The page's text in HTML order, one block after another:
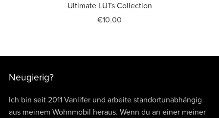
Ultimate LUTs Collection
€10.00
Neugierig?
Ich bin seit 2011 Vanlifer und arbeite standortunabhängig
aus meinem Wohnmobil heraus. Wenn du an einer meiner